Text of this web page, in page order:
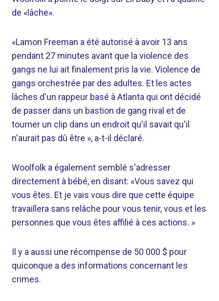
de «lâche».
«Lamon Freeman a été autorisé à avoir 13 ans
pendant 27 minutes avant que la violence des
gangs ne lui ait finalement pris la vie. Violence de
gangs orchestrée par des adultes. Et les actes
lâches d'un rappeur basé à Atlanta qui ont décidé
de passer dans un bastion de gang rival et de
tourner un clip dans un endroit qu'il savait qu'il
n'aurait pas dû être », a-t-il déclaré.
Woolfolk a également semblé s'adresser
directement à bébé, en disant: «Vous savez qui
vous êtes. Et je vais vous dire que cette équipe
travaillera sans relâche pour vous tenir, vous et les
personnes que vous êtes affilié à ces actions. »
Il y a aussi une récompense de 50 000 $ pour
quiconque a des informations concernant les
crimes.